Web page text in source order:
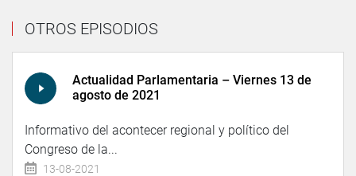
OTROS EPISODIOS
Actualidad Parlamentaria – Viernes 13 de
agosto de 2021
Informativo del acontecer regional y político del
Congreso de la...
13-08-2021